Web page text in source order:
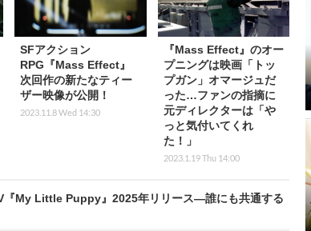
SFアクション
RPG『Mass Effect』
次回作の新たなティー
ザー映像が公開！
2023.11.8 Wed 14:30
『Mass Effect』のオー
プニングは映画「トッ
プガン」オマージュだ
った…ファンの指摘に
元ディレクターは「や
っと気付いてくれ
た！」
2023.1.19 Thu 14:00
『My Little Puppy』2025年リリース―誰にも共通する